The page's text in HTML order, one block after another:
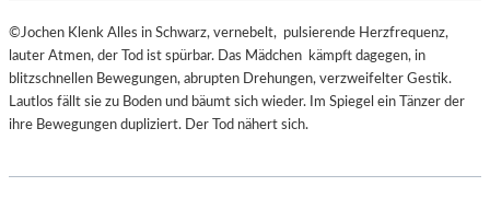
©Jochen Klenk Alles in Schwarz, vernebelt, pulsierende Herzfrequenz,
lauter Atmen, der Tod ist spürbar. Das Mädchen kämpft dagegen, in
blitzschnellen Bewegungen, abrupten Drehungen, verzweifelter Gestik.
Lautlos fällt sie zu Boden und bäumt sich wieder. Im Spiegel ein Tänzer der
ihre Bewegungen dupliziert. Der Tod nähert sich.